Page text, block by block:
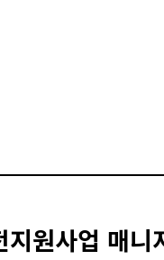
원사업 매니